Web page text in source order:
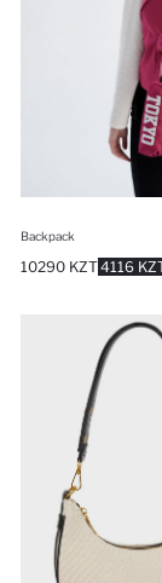
Backpack
4116
10290 KZT